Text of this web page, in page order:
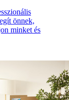
önnek,
minket és